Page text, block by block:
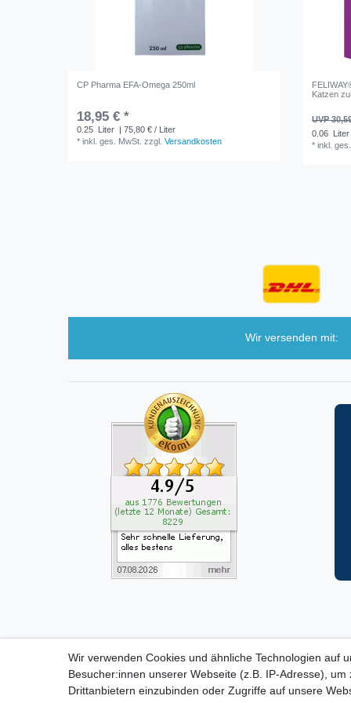
CP Pharma EFA-Omega 250ml
18,95 € *
0.25 Liter
| 75,80 € / Liter
*inkl. ges. MwSt. zzgl.Versandkosten
Katzen
UVP
0.06
Liter
*inkl.
Wir versenden mit:
ZAHLUNGS-
Wir verwenden Cookies und ähnliche Technologien auf
Besucher:innen unserer Webseite (z.B. IP-Adresse),
Drittanbietern einzubinden oder Zugriffe auf unsere